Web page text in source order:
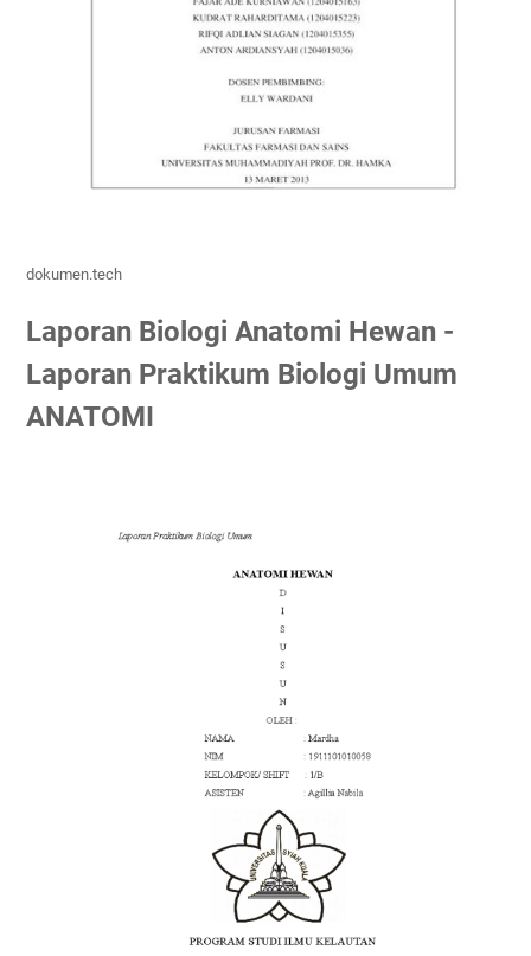
dokumen.tech
Laporan Biologi Anatomi Hewan -
Laporan Praktikum Biologi Umum
ANATOMI